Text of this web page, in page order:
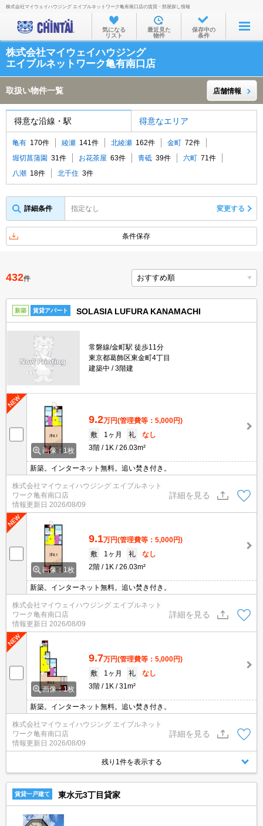
お部屋を探す
沿線・駅から
住所から
通勤通学時間から
物件特集から
不動産会社から
株式会社マイウェイハウジング エイブルネットワーク亀有南口店の賃貸・部屋探し情報
気になる
リスト
最近見た
物件
保存中の
条件
株式会社マイウェイハウジング
エイブルネットワーク亀有南口店
取扱い物件一覧 店舗情報
得意な沿線・駅 得意なエリア
亀有 170件 綾瀬 141件 北綾瀬 162件 金町 72件
堀切菖蒲園 31件 お花茶屋 63件 青砥 39件 六町 71件
八潮 18件 北千住 3件
詳細条件 指定なし 変更する
条件保存
432件
新築 賃貸アパート SOLASIA LUFURA KANAMACHI
常磐線/金町駅 徒歩11分
東京都葛飾区東金町4丁目
建築中
3階建
画像：1枚
9.2万円(管理費等：5,000円)
敷
1ヶ月 礼
なし
3階
1K 26.03m²
新築。インターネット無料。追い焚き付き。
株式会社マイウェイハウジング エイブルネット
ワーク亀有南口店
情報更新日 2026/08/09
詳細を見る
画像：1枚
9.1万円(管理費等：5,000円)
敷
1ヶ月 礼
なし
2階
1K 26.03m²
新築。インターネット無料。追い焚き付き。
株式会社マイウェイハウジング エイブルネット
ワーク亀有南口店
情報更新日 2026/08/09
詳細を見る
画像：1枚
9.7万円(管理費等：5,000円)
敷
1ヶ月 礼
なし
3階
1K 31m²
新築。インターネット無料。追い焚き付き。
株式会社マイウェイハウジング エイブルネット
ワーク亀有南口店
情報更新日 2026/08/09
詳細を見る
残り1件を表示する
賃貸一戸建て 東水元3丁目貸家